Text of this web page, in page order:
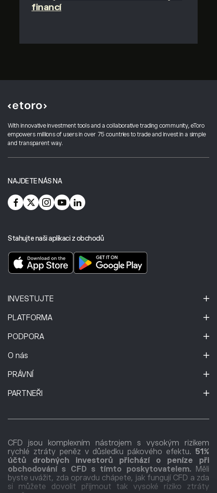
financí
With innovative investment tools and a collaborative trading community, eToro
empowers millions of users in over 75 countries to trade and invest in a simple
and transparent way.
NAJDETE NÁS NA
Stahujte naši aplikaci z obchodů
INVESTUJTE
PLATFORMA
PODPORA
O nás
PRÁVNÍ
PARTNEŘI
CFD jsou komplexním nástrojem s vysokým rizikem
rychlé ztráty peněz v důsledku pákového efektu. 51%
účtů drobných investorů přichází o peníze při
obchodování s CFD s tímto poskytovatelem.Měli
byste uvážit, zda opravdu chápete, jak fungují CFD a zda
si můžete dovolit přijmout tak vysoké riziko ztráty